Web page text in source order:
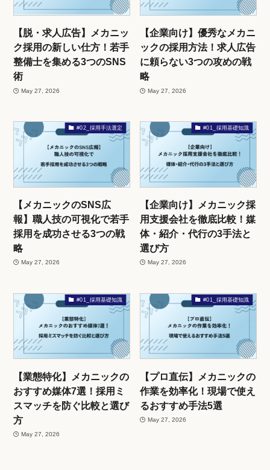
【脱・求人広告】メカニッ
ク採用の新しい仕方！若手
整備士を集める3つのSNS
術
May 27, 2026
【企業向け】優秀なメカニ
ックの採用方法！求人広告
に頼らない3つの攻めの戦
略
May 27, 2026
#02_採用手法選定
【メカニックのSNS広
報】職人技の可視化で若手
採用を成功させる3つの戦
略
May 27, 2026
#01_採用基礎知識
【企業向け】メカニック採
用支援会社を徹底比較！媒
体・紹介・代行の3手法と
選び方
May 27, 2026
#01_採用基礎知識
【業態特化】メカニックの
おすすめ媒体7選！採用ミ
スマッチを防ぐ比較と選び
方
May 27, 2026
#01_採用基礎知識
【プロ直伝】メカニックの
作業を効率化！現場で使え
るおすすめ手法5選
May 27, 2026